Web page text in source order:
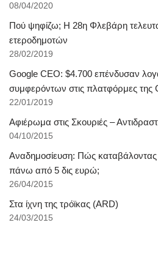
08/04/2020
Πού ψηφίζω; Η 28η Φλεβάρη
ετεροδημοτών
28/02/2019
Google CEO: $4.700 επένδυσαν
συμφερόντων στις πλατφόρμες της
22/01/2019
Αφιέρωμα στις Σκουριές –
04/10/2015
Αναδημοσίευση: Πώς
πάνω από 5 δις ευρώ;
26/04/2015
Στα ίχνη της τρόϊκας (ARD)
24/03/2015